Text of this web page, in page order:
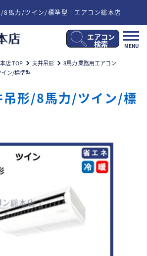
8馬力/ツイン/標準型 | エアコン総本店
メ
ニ
MENU
エアコン
検索
店 TOP 天井吊形
8馬力 業務用エアコン
ン/標準型
吊形/8馬力/ツイン/標